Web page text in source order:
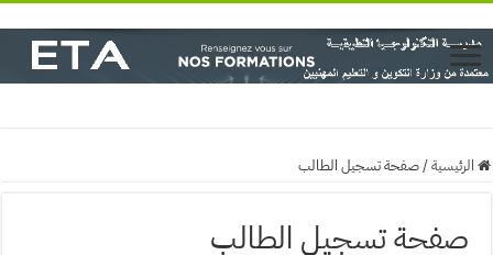
الرئيسية/صفحة تسجيل الطالب
صفحة تسجيل الطالب